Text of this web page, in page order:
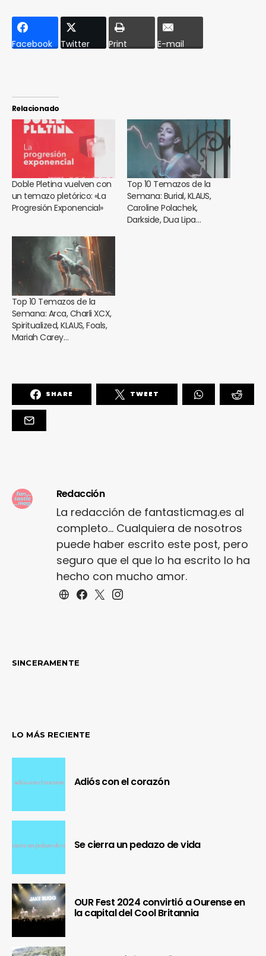
Facebook Twitter Print E-mail
Relacionado
Doble Pletina vuelven con
un temazo pletórico: «La
Progresión Exponencial»
Top 10 Temazos de la
Semana: Burial, KLAUS,
Caroline Polachek,
Darkside, Dua Lipa…
Top 10 Temazos de la
Semana: Arca, Charli XCX,
Spiritualized, KLAUS, Foals,
Mariah Carey…
SHARE TWEET
Redacción
La redacción de fantasticmag.es al
completo... Cualquiera de nosotros
puede haber escrito este post, pero
seguro que el que lo ha escrito lo ha
hecho con mucho amor.
SINCERAMENTE
LO MÁS RECIENTE
Adiós con el corazón
Se cierra un pedazo de vida
OUR Fest 2024 convirtió a Ourense en
la capital del Cool Britannia